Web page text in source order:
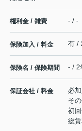
権利金 / 雑費 - / -
保険加入 / 料金 有 /
保険名 / 保険期間 - / 2
保証会社 / 料金
必加
そ
初
総